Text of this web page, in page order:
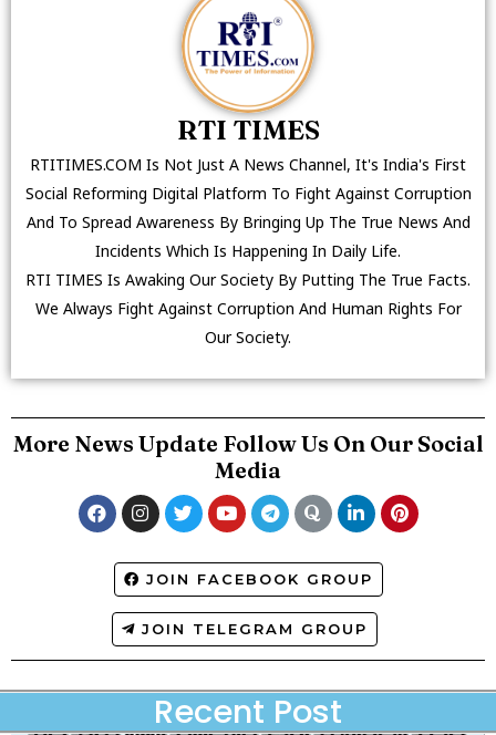
RTI TIMES
RTITIMES.COM Is Not Just A News Channel, It's India's First
Social Reforming Digital Platform To Fight Against Corruption
And To Spread Awareness By Bringing Up The True News And
Incidents Which Is Happening In Daily Life.
RTI TIMES Is Awaking Our Society By Putting The True Facts.
We Always Fight Against Corruption And Human Rights For
Our Society.
More News Update Follow Us On Our Social
Media
JOIN FACEBOOK GROUP
JOIN TELEGRAM GROUP
Recent Post